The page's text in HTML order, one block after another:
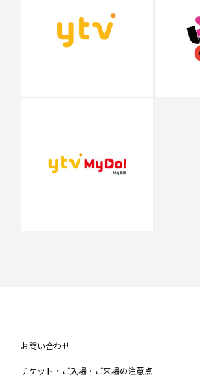
お問い合わせ
チケット・ご入場・ご来場の注意点